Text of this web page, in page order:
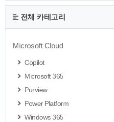
전체 카테고리
Microsoft Cloud
Copilot
Microsoft 365
Purview
Power Platform
Windows 365